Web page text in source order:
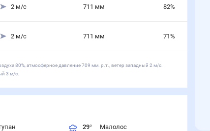
2м/с 711 мм 82%
2м/с 711 мм 71%
80%, атмосферное давление 709 мм. р.т., ветер западный 2 м/с.
3 м/с.
29° Малолос